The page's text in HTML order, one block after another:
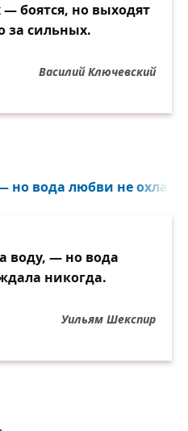
боятся, но выходят
за сильных.
Василий Ключевский
но вода любви не
воду, — но вода
никогда.
Уильям Шекспир